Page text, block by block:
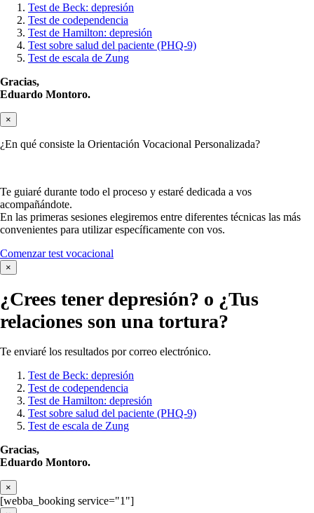
Test de Beck: depresión
Test de codependencia
Test de Hamilton: depresión
Test sobre salud del paciente (PHQ-9)
Test de escala de Zung
Gracias,
Eduardo Montoro.
×
¿En qué consiste la Orientación Vocacional Personalizada?
Te guiaré durante todo el proceso y estaré dedicada a vos
acompañándote.
En las primeras sesiones elegiremos entre diferentes técnicas las más
convenientes para utilizar específicamente con vos.
Comenzar test vocacional
×
¿Crees tener depresión? o ¿Tus
relaciones son una tortura?
Te enviaré los resultados por correo electrónico.
Test de Beck: depresión
Test de codependencia
Test de Hamilton: depresión
Test sobre salud del paciente (PHQ-9)
Test de escala de Zung
Gracias,
Eduardo Montoro.
×
[webba_booking service="1"]